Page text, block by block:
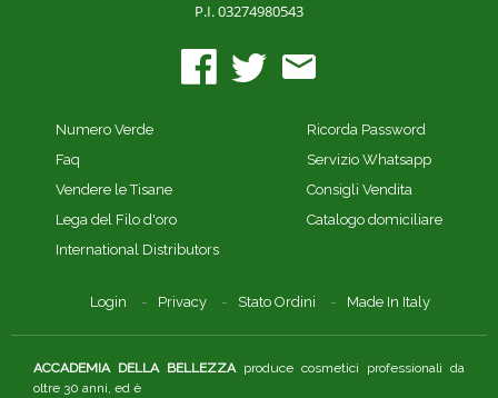
P.I. 03274980543
Numero Verde
Faq
Vendere le Tisane
Lega del Filo d'oro
International Distributors
Ricorda Password
Servizio Whatsapp
Consigli Vendita
Catalogo domiciliare
Login Privacy Stato Ordini Made In Italy
ACCADEMIA DELLA BELLEZZAproduce cosmetici professionali da
oltre 30 anni, ed è